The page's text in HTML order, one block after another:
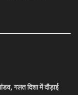
गलत दिशा में दौड़ाई